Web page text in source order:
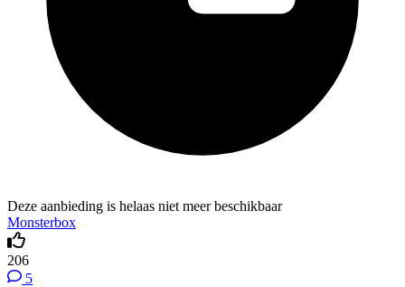
Deze aanbieding is helaas niet meer beschikbaar
Monsterbox
206
5